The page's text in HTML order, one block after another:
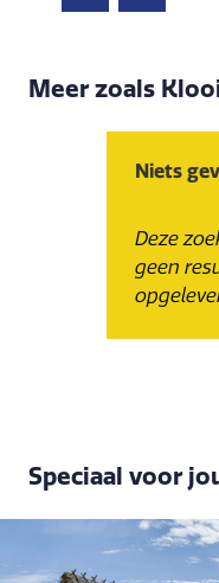
Meer zoals
Niets
Deze
geen
Speciaal voor